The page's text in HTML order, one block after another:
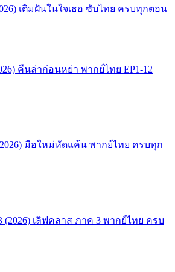
เติมฝันในใจเธอ ซับไทย ครบทุกตอน
คืนล่าก่อนหย่า พากย์ไทย EP1-12
(2026) มือใหม่หัดแค้น พากย์ไทย ครบทุก
(2026) เลิฟคลาส ภาค 3 พากย์ไทย ครบ